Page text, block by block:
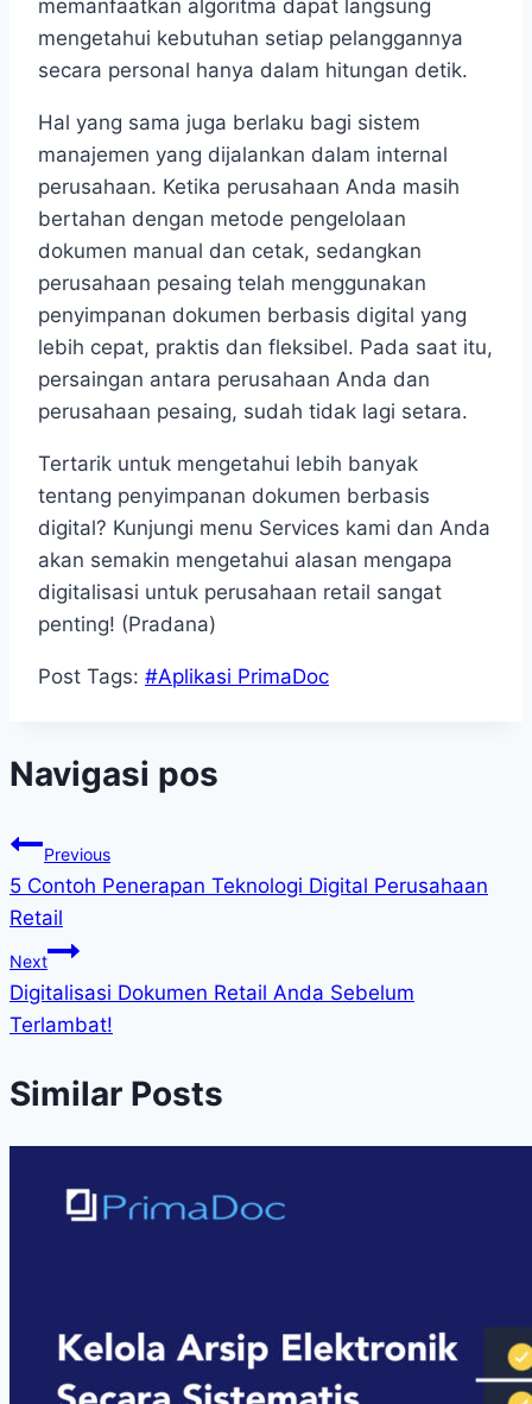
memanfaatkan algoritma dapat langsung
mengetahui kebutuhan setiap pelanggannya
secara personal hanya dalam hitungan detik.
Hal yang sama juga berlaku bagi sistem
manajemen yang dijalankan dalam internal
perusahaan. Ketika perusahaan Anda masih
bertahan dengan metode pengelolaan
dokumen manual dan cetak, sedangkan
perusahaan pesaing telah menggunakan
penyimpanan dokumen berbasis digital yang
lebih cepat, praktis dan fleksibel. Pada saat itu,
persaingan antara perusahaan Anda dan
perusahaan pesaing, sudah tidak lagi setara.
Tertarik untuk mengetahui lebih banyak
tentang penyimpanan dokumen berbasis
digital? Kunjungi menu Services kami dan Anda
akan semakin mengetahui alasan mengapa
digitalisasi untuk perusahaan retail sangat
penting! (Pradana)
Post Tags: #Aplikasi PrimaDoc
Navigasi pos
Previous
5 Contoh Penerapan Teknologi Digital Perusahaan
Retail
Next
Digitalisasi Dokumen Retail Anda Sebelum
Terlambat!
Similar Posts